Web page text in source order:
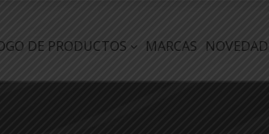
DE PRODUCTOS MARCAS